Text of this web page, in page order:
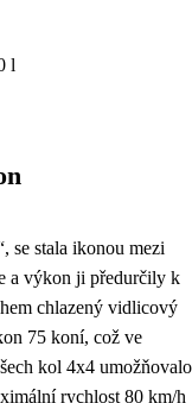
l
se stala ikonou mezi
a výkon ji předurčily k
chlazený vidlicový
75 koní, což ve
kol 4x4 umožňovalo
rychlost 80 km/h